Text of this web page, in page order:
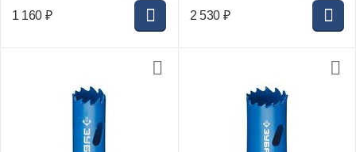
1 160 ₽ 2 530 ₽